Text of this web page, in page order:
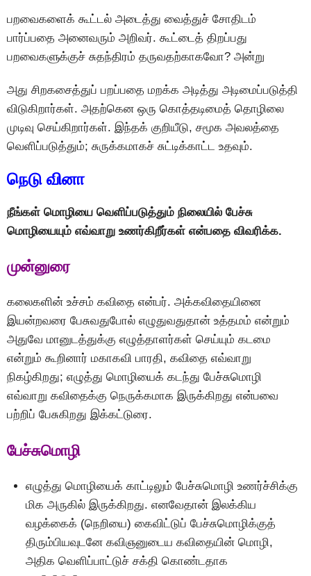
பறவைகளைக் கூட்டல் அடைத்து வைத்துச் சோதிடம்
பார்ப்பதை அனைவரும் அறிவர். கூட்டைத் திறப்பது
பறவைகளுக்குச் சுதந்திரம் தருவதற்காகவோ? அன்று
அது சிறகசைத்துப் பறப்பதை மறக்க அடித்து அடிமைப்படுத்தி
விடுகிறார்கள். அதற்கென ஒரு கொத்தடிமைத் தொழிலை
முடிவு செய்கிறார்கள். இந்தக் குறியீடு, சமூக அவலத்தை
வெளிப்படுத்தும்; சுருக்கமாகச் சுட்டிக்காட்ட உதவும்.
நெடு வினா
நீங்கள் மொழியை வெளிப்படுத்தும் நிலையில் பேச்சு
மொழியையும் எவ்வாறு உணர்கிறீர்கள் என்பதை விவரிக்க.
முன்னுரை
கலைகளின் உச்சம் கவிதை என்பர். அக்கவிதையினை
இயன்றவரை பேசுவதுபோல் எழுதுவதுதான் உத்தமம் என்றும்
அதுவே மானுடத்துக்கு எழுத்தாளர்கள் செய்யும் கடமை
என்றும் கூறினார் மகாகவி பாரதி, கவிதை எவ்வாறு
நிகழ்கிறது; எழுத்து மொழியைக் கடந்து பேச்சுமொழி
எவ்வாறு கவிதைக்கு நெருக்கமாக இருக்கிறது என்பவை
பற்றிப் பேசுகிறது இக்கட்டுரை.
பேச்சுமொழி
எழுத்து மொழியைக் காட்டிலும் பேச்சுமொழி உணர்ச்சிக்கு
மிக அருகில் இருக்கிறது. எனவேதான் இலக்கிய
வழக்கைக் (நெறியை) கைவிட்டுப் பேச்சுமொழிக்குத்
திரும்பியவுடனே கவிஞனுடைய கவிதையின் மொழி,
அதிக வெளிப்பாட்டுச் சக்தி கொண்டதாக